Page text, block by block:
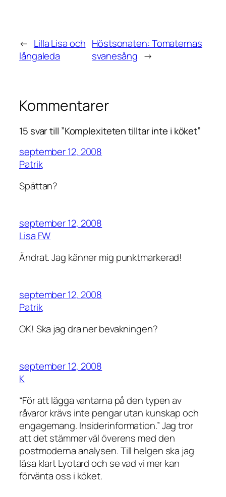
← Lilla Lisa och
långaleda
Höstsonaten: Tomaternas
svanesång →
Kommentarer
15 svar till ”Komplexiteten tilltar inte i köket”
september 12, 2008
Patrik
Spättan?
september 12, 2008
Lisa FW
Ändrat. Jag känner mig punktmarkerad!
september 12, 2008
Patrik
OK! Ska jag dra ner bevakningen?
september 12, 2008
K
“För att lägga vantarna på den typen av
råvaror krävs inte pengar utan kunskap och
engagemang. Insiderinformation.” Jag tror
att det stämmer väl överens med den
postmoderna analysen. Till helgen ska jag
läsa klart Lyotard och se vad vi mer kan
förvänta oss i köket.